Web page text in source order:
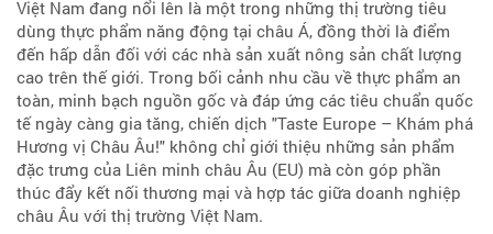
Việt Nam đang nổi lên là một trong những thị trường tiêu
dùng thực phẩm năng động tại châu Á, đồng thời là điểm
đến hấp dẫn đối với các nhà sản xuất nông sản chất lượng
cao trên thế giới. Trong bối cảnh nhu cầu về thực phẩm an
toàn, minh bạch nguồn gốc và đáp ứng các tiêu chuẩn quốc
tế ngày càng gia tăng, chiến dịch "Taste Europe – Khám phá
Hương vị Châu Âu!" không chỉ giới thiệu những sản phẩm
đặc trưng của Liên minh châu Âu (EU) mà còn góp phần
thúc đẩy kết nối thương mại và hợp tác giữa doanh nghiệp
châu Âu với thị trường Việt Nam.